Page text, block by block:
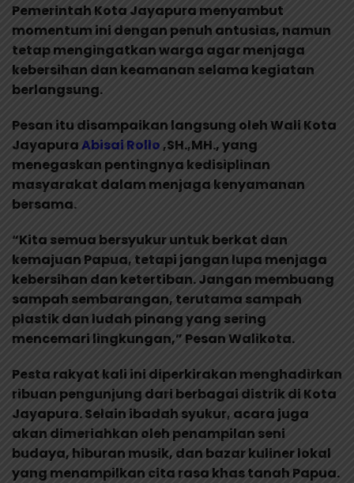
Pemerintah Kota Jayapura menyambut
momentum ini dengan penuh antusias, namun
tetap mengingatkan warga agar menjaga
kebersihan dan keamanan selama kegiatan
berlangsung.
Pesan itu disampaikan langsung oleh Wali Kota
JayapuraAbisai Rollo,SH.,MH., yang
menegaskan pentingnya kedisiplinan
masyarakat dalam menjaga kenyamanan
bersama.
“Kita semua bersyukur untuk berkat dan
kemajuan Papua, tetapi jangan lupa menjaga
kebersihan dan ketertiban. Jangan membuang
sampah sembarangan, terutama sampah
plastik dan ludah pinang yang sering
mencemari lingkungan,” Pesan Walikota.
Pesta rakyat kali ini diperkirakan menghadirkan
ribuan pengunjung dari berbagai distrik di Kota
Jayapura. Selain ibadah syukur, acara juga
akan dimeriahkan oleh penampilan seni
budaya, hiburan musik, dan bazar kuliner lokal
yang menampilkan cita rasa khas tanah Papua.